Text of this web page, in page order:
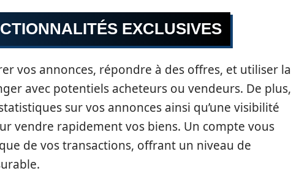
EXCLUSIVES
vos annonces, répondre à des offres, et utiliser la
avec potentiels acheteurs ou vendeurs. De plus,
sur vos annonces ainsi qu’une visibilité
vendre rapidement vos biens. Un compte vous
de vos transactions, offrant un niveau de